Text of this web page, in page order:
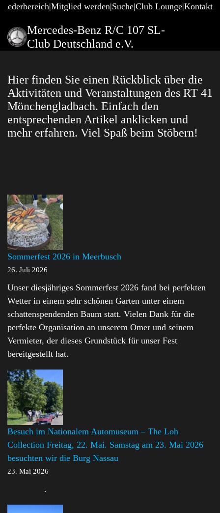
Mitglied werden Suche Club Lounge Kontakt
Mercedes-Benz R/C 107 SL-
Club Deutschland e.V.
Hier finden Sie einen Rückblick über die
Aktivitäten und Veranstaltungen des RT 41
Mönchengladbach. Einfach den
entsprechenden Artikel anklicken und
mehr erfahren. Viel Spaß beim Stöbern!
Sommerfest 2026 in Meerbusch
26. Juli 2026
Unser diesjähriges Sommerfest 2026 fand bei perfekten
Wetter in einem sehr schönen Garten unter einem
schattenspendenden Baum statt. Vielen Dank für die
perfekte Organisation an unserem Omer und seinem
Vermieter, der dieses Grundstück für unser Fest
bereitgestellt hat.
Besuch im Nationalem Automuseum – The Loh
Collection Freitag, 22. Mai. Samstag am 23. Mai 2026
besuchten wir die Burg Nassau
23. Mai 2026
.